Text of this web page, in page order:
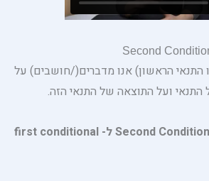
התנאי הראשון) אנו מדברים(/חושבים) על
ועל התוצאה של התנאי הזה.
אז מה ההבדל בין Second Conditional ל- first conditional